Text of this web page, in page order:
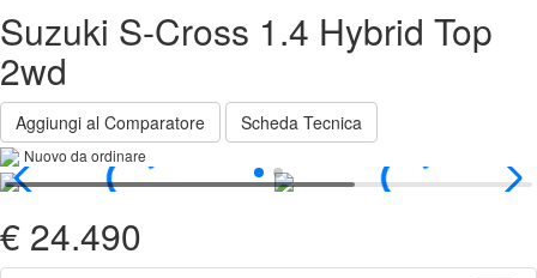
Suzuki S-Cross 1.4 Hybrid Top
2wd
Aggiungi al Comparatore Scheda Tecnica
Nuovo da ordinare
€ 24.490